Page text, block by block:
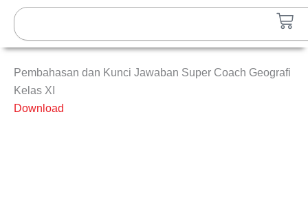
Lewati
konten
Search
Pembahasan dan Kunci Jawaban Super Coach Geografi
Kelas XI
Download